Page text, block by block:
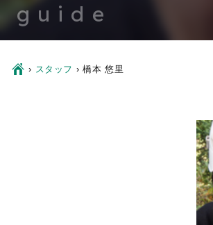
guide
Ç › スタッフ ›橋本 悠里